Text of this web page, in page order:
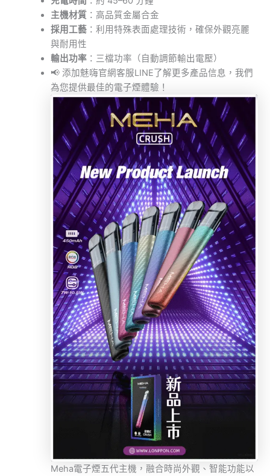
主機材質：高品質金屬合金
採用工藝：利用特殊表面處理技術，確保外觀亮麗
與耐用性
輸出功率：三檔功率（自動調節輸出電壓）
📢 添加魅嗨官網客服LINE了解更多產品信息，我們
為您提供最佳的電子煙體驗！
Meha電子煙五代主機，融合時尚外觀、智能功能以